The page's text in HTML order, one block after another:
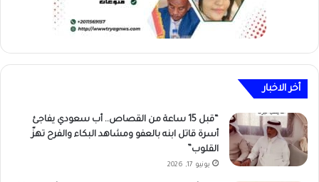
أخر الاخبار
“قبل 15 ساعة من القصاص.. أب سعودي يفاجئ
أسرة قاتل ابنه بالعفو ومشاهد البكاء والفرح تهزّ
القلوب”
يونيو 17, 2026